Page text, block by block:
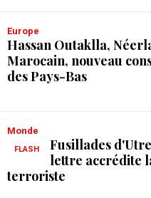
Europe
Hassan Outaklla,
Marocain, nouveau
des Pays-Bas
Monde
FLASH
Fusillades
lettre accrédite
terroriste